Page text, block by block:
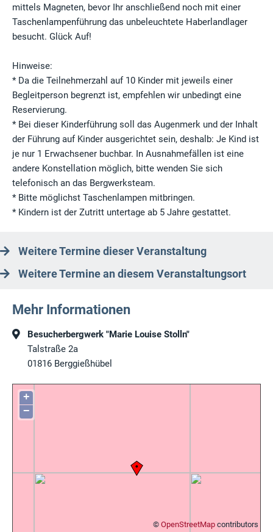
mittels Magneten, bevor Ihr anschließend noch mit einer
Taschenlampenführung das unbeleuchtete Haberlandlager
besucht. Glück Auf!
Hinweise:
* Da die Teilnehmerzahl auf 10 Kinder mit jeweils einer
Begleitperson begrenzt ist, empfehlen wir unbedingt eine
Reservierung.
* Bei dieser Kinderführung soll das Augenmerk und der Inhalt
der Führung auf Kinder ausgerichtet sein, deshalb: Je Kind ist
je nur 1 Erwachsener buchbar. In Ausnahmefällen ist eine
andere Konstellation möglich, bitte wenden Sie sich
telefonisch an das Bergwerksteam.
* Bitte möglichst Taschenlampen mitbringen.
* Kindern ist der Zutritt untertage ab 5 Jahre gestattet.
Weitere Termine dieser Veranstaltung
Weitere Termine an diesem Veranstaltungsort
Mehr Informationen
Besucherbergwerk "Marie Louise Stolln"
Talstraße 2a
01816 Berggießhübel
+
−
© OpenStreetMap contributors